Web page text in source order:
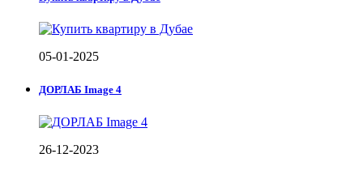
05-01-2025
ДОРЛАБ Image 4
26-12-2023